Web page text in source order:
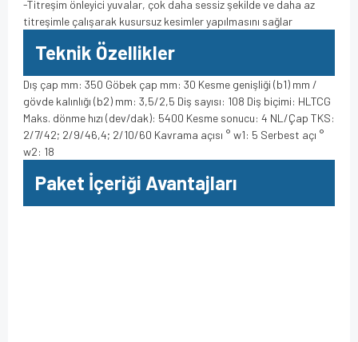
-Titreşim önleyici yuvalar, çok daha sessiz şekilde ve daha az
titreşimle çalışarak kusursuz kesimler yapılmasını sağlar
Teknik Özellikler
Dış çap mm: 350 Göbek çap mm: 30 Kesme genişliği (b1) mm /
gövde kalınlığı (b2) mm: 3,5/2,5 Diş sayısı: 108 Diş biçimi: HLTCG
Maks. dönme hızı (dev/dak): 5400 Kesme sonucu: 4 NL/Çap TKS:
2/7/42; 2/9/46,4; 2/10/60 Kavrama açısı ° w1: 5 Serbest açı °
w2: 18
Paket İçeriği Avantajları